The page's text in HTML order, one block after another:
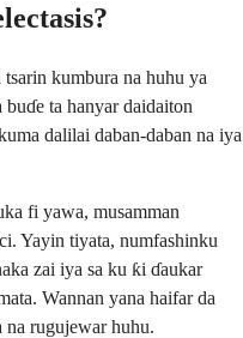
kumbura na huhu ya
ta hanyar daidaiton
dalilai daban-daban na iya
fi yawa, musamman
Yayin tiyata, numfashinku
zai iya sa ku ƙi ɗaukar
Wannan yana haifar da
na rugujewar huhu.